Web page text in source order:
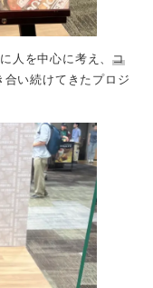
人を中心に考え、コ
い続けてきたプロジ